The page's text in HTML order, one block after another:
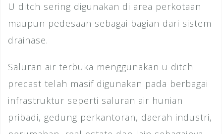
U ditch sering digunakan di area perkotaan
maupun pedesaan sebagai bagian dari sistem
drainase.
Saluran air terbuka menggunakan u ditch
precast telah masif digunakan pada berbagai
infrastruktur seperti saluran air hunian
pribadi, gedung perkantoran, daerah industri,